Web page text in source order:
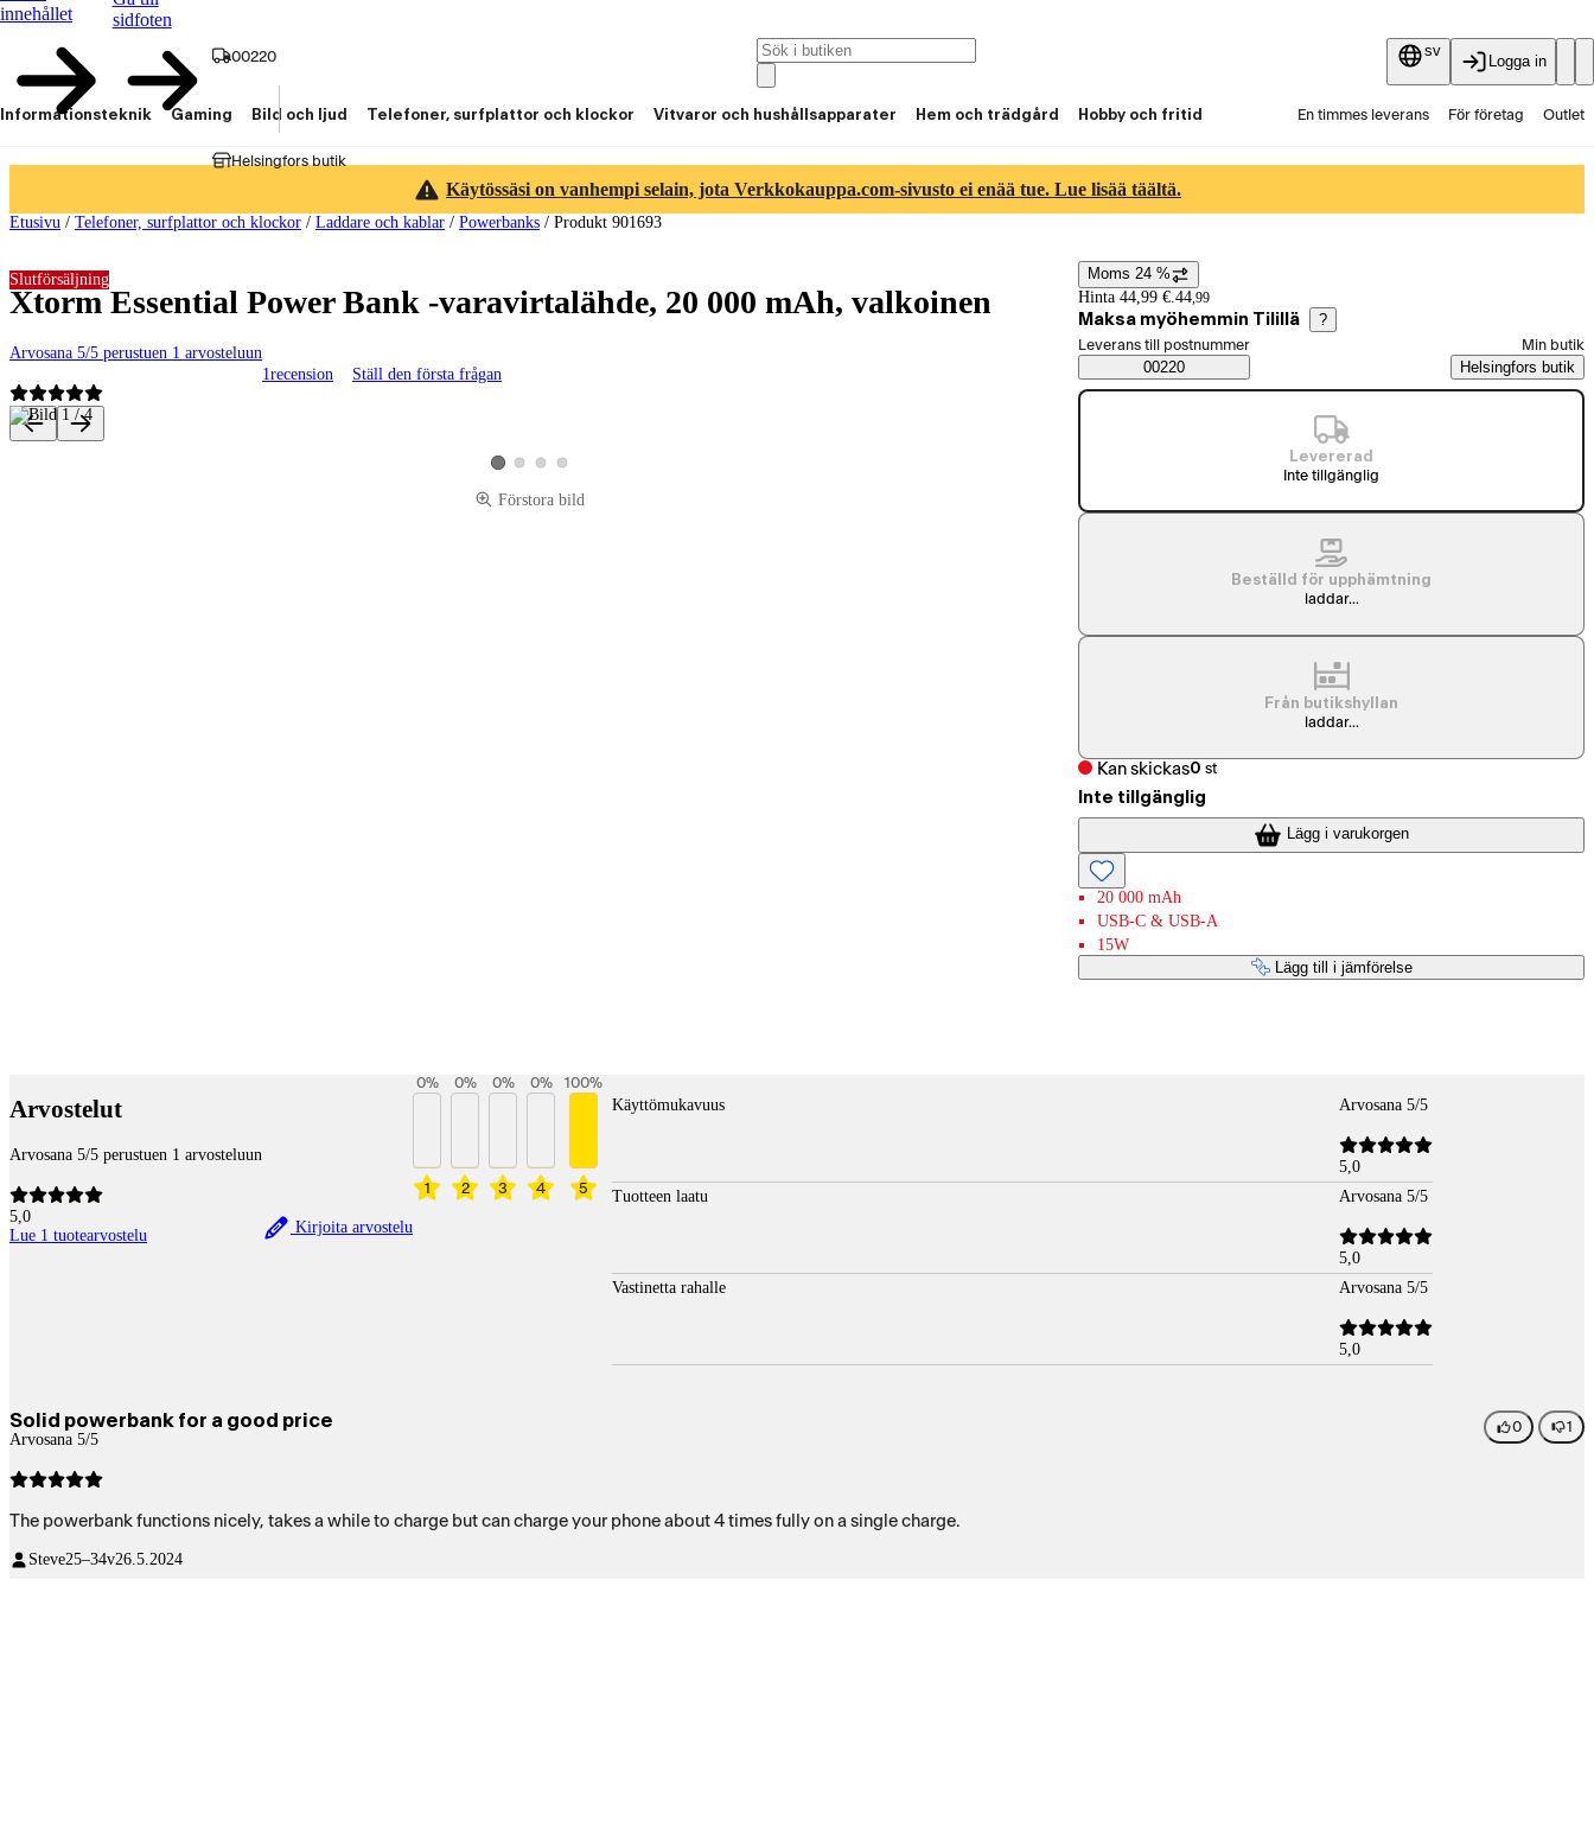
innehållet
sidfoten
00220
Helsingfors butik
sv
Logga in
Informationsteknik Gaming Bild och ljud Telefoner, surfplattor och klockor Vitvaror och hushållsapparater Hem och trädgård Hobby och fritid En timmes leverans För företag Outlet
Käytössäsi on vanhempi selain, jota Verkkokauppa.com-sivusto ei enää tue. Lue lisää täältä.
Etusivu / Telefoner, surfplattor och klockor / Laddare och kablar / Powerbanks / Produkt 901693
Xtorm Essential Power Bank -varavirtalähde, 20 000 mAh, valkoinen
Arvosana 5/5 perustuen 1 arvosteluun
1recension Ställ den första frågan
Slutförsäljning
Produktbilder och videor
Visa produktbild 1
Visa produktbild 2
Visa produktbild 3
Visa produktbild 4
Förstora bild
Prisinformation
Moms 24 %
Hinta 44,99 €.44,99
Maksa myöhemmin Tilillä ?
Saatavuustiedot
Välj beställningssätt
Leverans till postnummer
00220
Min butik
Helsingfors butik
Levererad
Inte tillgänglig
Beställd för upphämtning
laddar...
Från butikshyllan
laddar...
Kan skickas0 st
Inte tillgänglig
Lägg i varukorgen
20 000 mAh
USB-C & USB-A
15W
Lägg till i jämförelse
Arvostelut
Arvosana 5/5 perustuen 1 arvosteluun
5,0
Lue 1 tuotearvostelu
Kirjoita arvostelu
1
0%
2
0%
3
0%
4
0%
5
100%
Käyttömukavuus Arvosana 5/5
5,0
Tuotteen laatu
Arvosana 5/5
5,0
Vastinetta rahalle
Arvosana 5/5
5,0
Solid powerbank for a good price
Arvosana 5/5
0 1
The powerbank functions nicely, takes a while to charge but can charge your phone about 4 times fully on a single charge.
Steve25–34v26.5.2024